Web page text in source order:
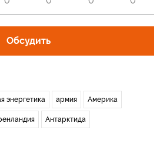
Обсудить
энергетика армия Америка
Антарктида